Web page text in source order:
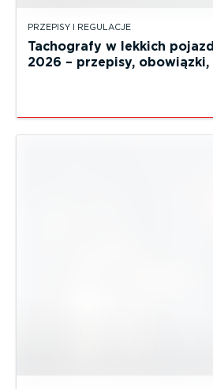
PRZEPISY I REGULACJE
Tachografy w lekkich
2026 – przepisy,